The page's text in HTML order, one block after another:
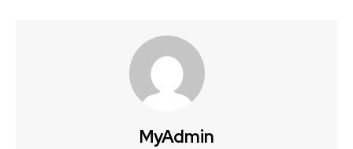
MyAdmin